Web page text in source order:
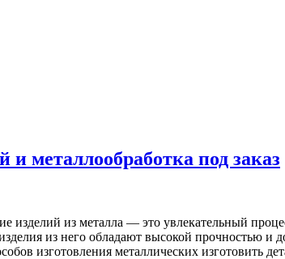
и металлообработка под заказ
изделий из металла — это увлекательный
из него обладают высокой прочностью и
изготовления металлических изготовить